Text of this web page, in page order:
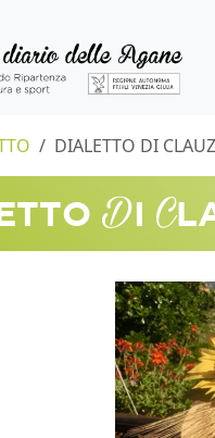
DIALETTO DI
D C